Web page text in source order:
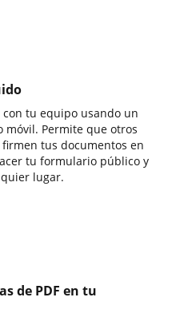
tu equipo usando un
móvil. Permite que otros
tus documentos en
tu formulario público y
lugar.
de PDF en tu